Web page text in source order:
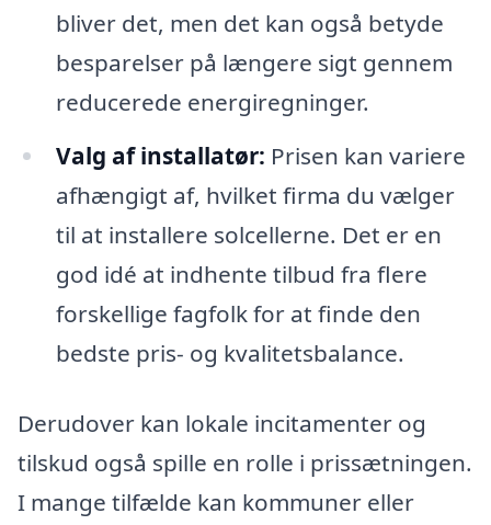
bliver det, men det kan også betyde
besparelser på længere sigt gennem
reducerede energiregninger.
Valg af installatør: Prisen kan variere
afhængigt af, hvilket firma du vælger
til at installere solcellerne. Det er en
god idé at indhente tilbud fra flere
forskellige fagfolk for at finde den
bedste pris- og kvalitetsbalance.
Derudover kan lokale incitamenter og
tilskud også spille en rolle i prissætningen.
I mange tilfælde kan kommuner eller